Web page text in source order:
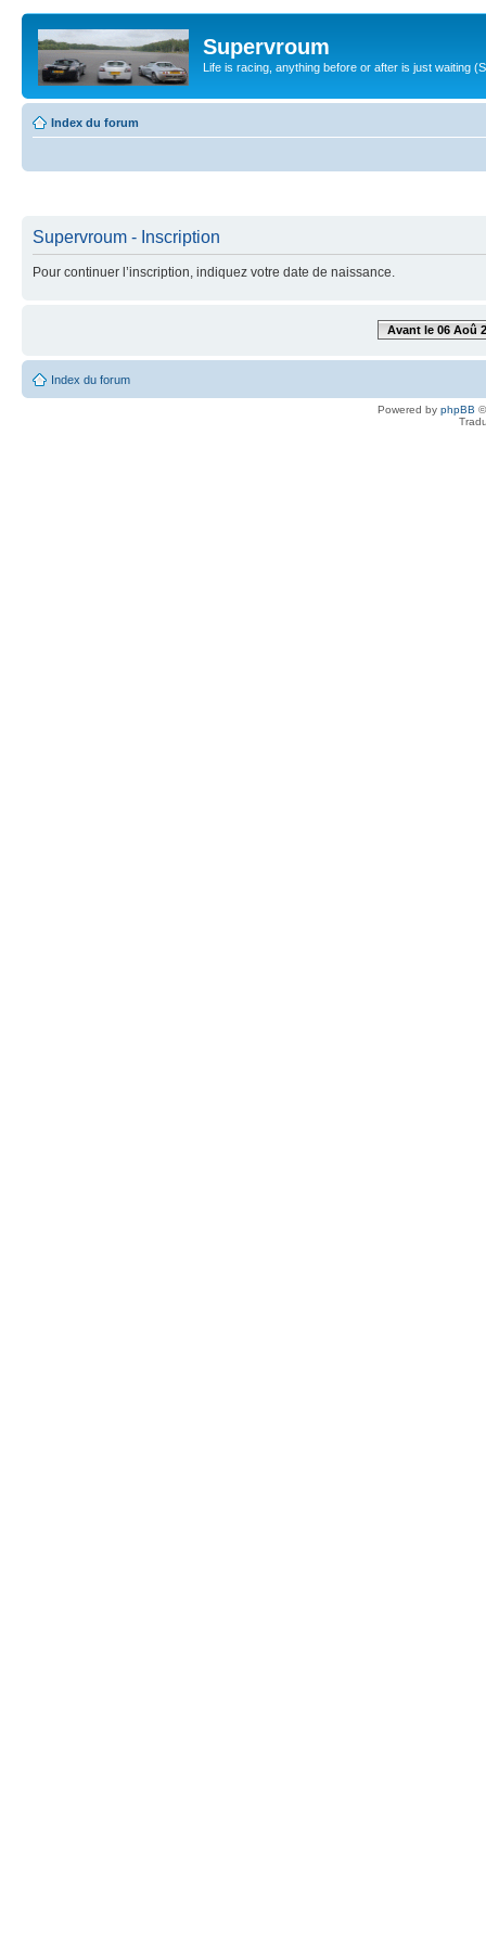
Supervroum
Life is racing, anything before or after is just waiting
Index du forum
Supervroum - Inscription
Pour continuer l’inscription, indiquez votre date de naissance.
Avant le 06 Aoû
Index du forum
Powered by phpBB